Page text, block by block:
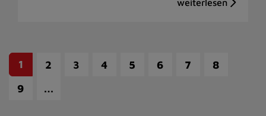
1 2 3 4 5 6 7
8
9
…